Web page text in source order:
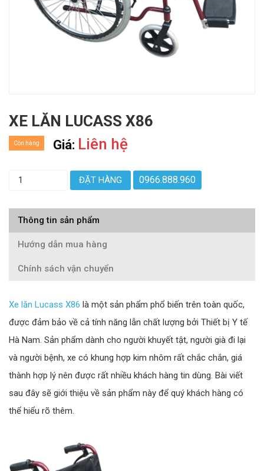
XE LĂN LUCASS X86
Giá: Liên hệ
Còn hàng
ĐẶT HÀNG 0966.888.960
Thông tin sản phẩm
Hướng dẫn mua hàng
Chính sách vận chuyển
Xe lăn Lucass X86 là một sản phẩm phổ biến trên toàn quốc,
được đảm bảo về cả tính năng lẫn chất lượng bởi Thiết bị Y tế
Hà Nam. Sản phẩm dành cho người khuyết tật, người già đi lại
và người bệnh, xe có khung hợp kim nhôm rất chắc chắn, giá
thành hợp lý nên được rất nhiều khách hàng tin dùng. Bài viết
sau đây sẽ giới thiệu về sản phẩm này để quý khách hàng có
thể hiểu rõ thêm.